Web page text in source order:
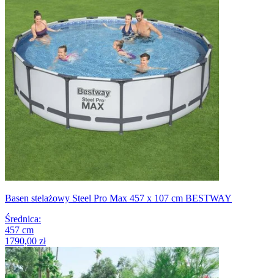
Basen stelażowy Steel Pro Max 457 x 107 cm BESTWAY
Średnica:
457 cm
1790,00 zł